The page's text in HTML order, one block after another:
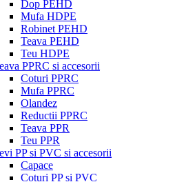
Dop PEHD
Mufa HDPE
Robinet PEHD
Teava PEHD
Teu HDPE
PPRC si accesorii
Coturi PPRC
Mufa PPRC
Olandez
Reductii PPRC
Teava PPR
Teu PPR
PP si PVC si accesorii
Capace
Coturi PP si PVC